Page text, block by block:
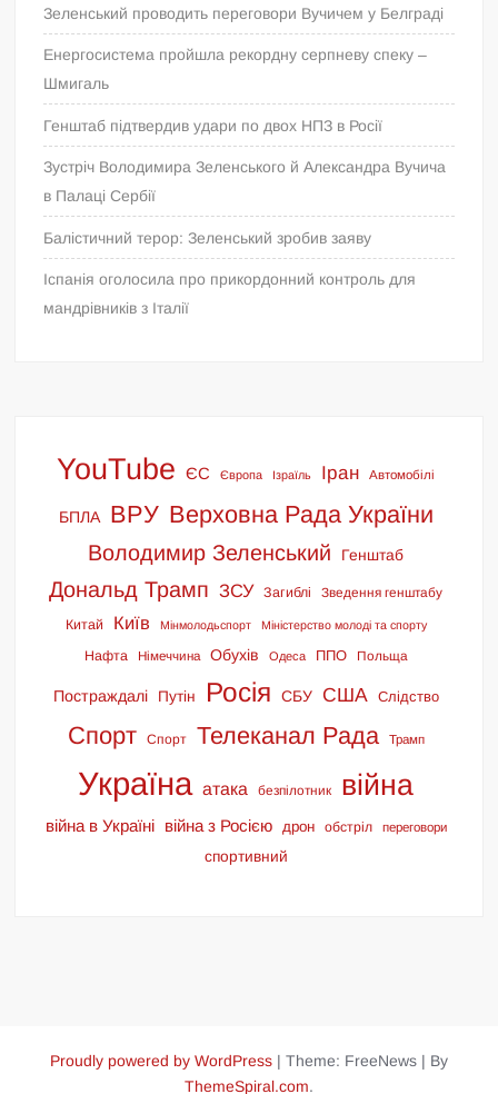
Зеленський проводить переговори Вучичем у Белграді
Енергосистема пройшла рекордну серпневу спеку –
Шмигаль
Генштаб підтвердив удари по двох НПЗ в Росії
Зустріч Володимира Зеленського й Александра Вучича
в Палаці Сербії
Балістичний терор: Зеленський зробив заяву
Іспанія оголосила про прикордонний контроль для
мандрівників з Італії
YouTube ЄС Європа Ізраїль Іран Автомобілі
БПЛА ВРУ Верховна Рада України
Володимир Зеленський Генштаб
Дональд Трамп ЗСУ Загиблі Зведення генштабу
Китай Київ Мінмолодьспорт Міністерство молоді та спорту
Нафта Німеччина Обухів Одеса ППО Польща
Постраждалі Путін Росія СБУ США Слідство
Спорт Спорт Телеканал Рада Трамп
Україна атака безпілотник війна
війна в Україні війна з Росією дрон обстріл переговори
спортивний
Proudly powered by WordPress | Theme: FreeNews | By
ThemeSpiral.com.